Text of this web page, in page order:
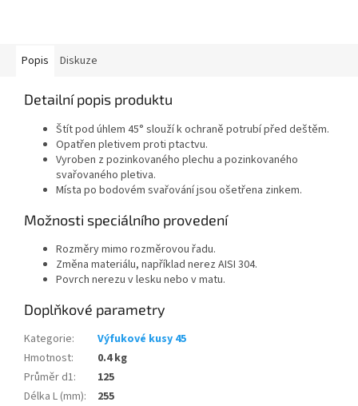
Popis Diskuze
Detailní popis produktu
Štít pod úhlem 45° slouží k ochraně potrubí před deštěm.
Opatřen pletivem proti ptactvu.
Vyroben z pozinkovaného plechu a pozinkovaného
svařovaného pletiva.
Místa po bodovém svařování jsou ošetřena zinkem.
Možnosti speciálního provedení
Rozměry mimo rozměrovou řadu.
Změna materiálu, například nerez AISI 304.
Povrch nerezu v lesku nebo v matu.
Doplňkové parametry
Kategorie:
Výfukové kusy 45
Hmotnost:
0.4 kg
Průměr d1:
125
Délka L (mm):
255